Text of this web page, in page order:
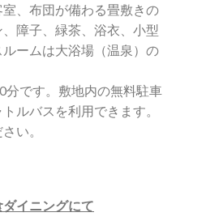
、布団が備わる畳敷きの
障子、緑茶、浴衣、小型
ームは大浴場（温泉）の
分です。敷地内の無料駐車
ルバスを利用できます。
い。
イニングにて